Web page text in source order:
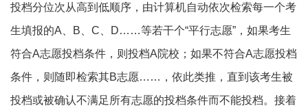
投档分位次从高到低顺序，由计算机自动依次检索每一个考
生填报的A、B、C、D……等若干个“平行志愿”，如果考生
符合A志愿投档条件，则投档A院校；如果不符合A志愿投档
条件，则随即检索其B志愿……，依此类推，直到该考生被
投档或被确认不满足所有志愿的投档条件而不能投档。接着